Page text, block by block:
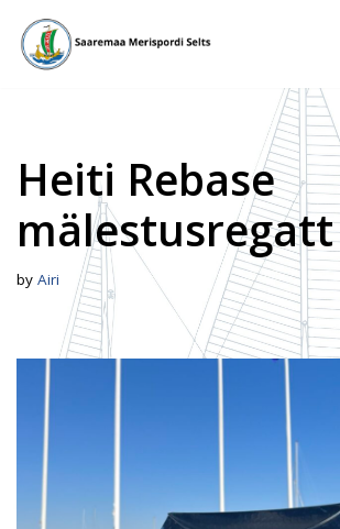
Skip
Heiti Rebase
mälestusregatt
by Airi